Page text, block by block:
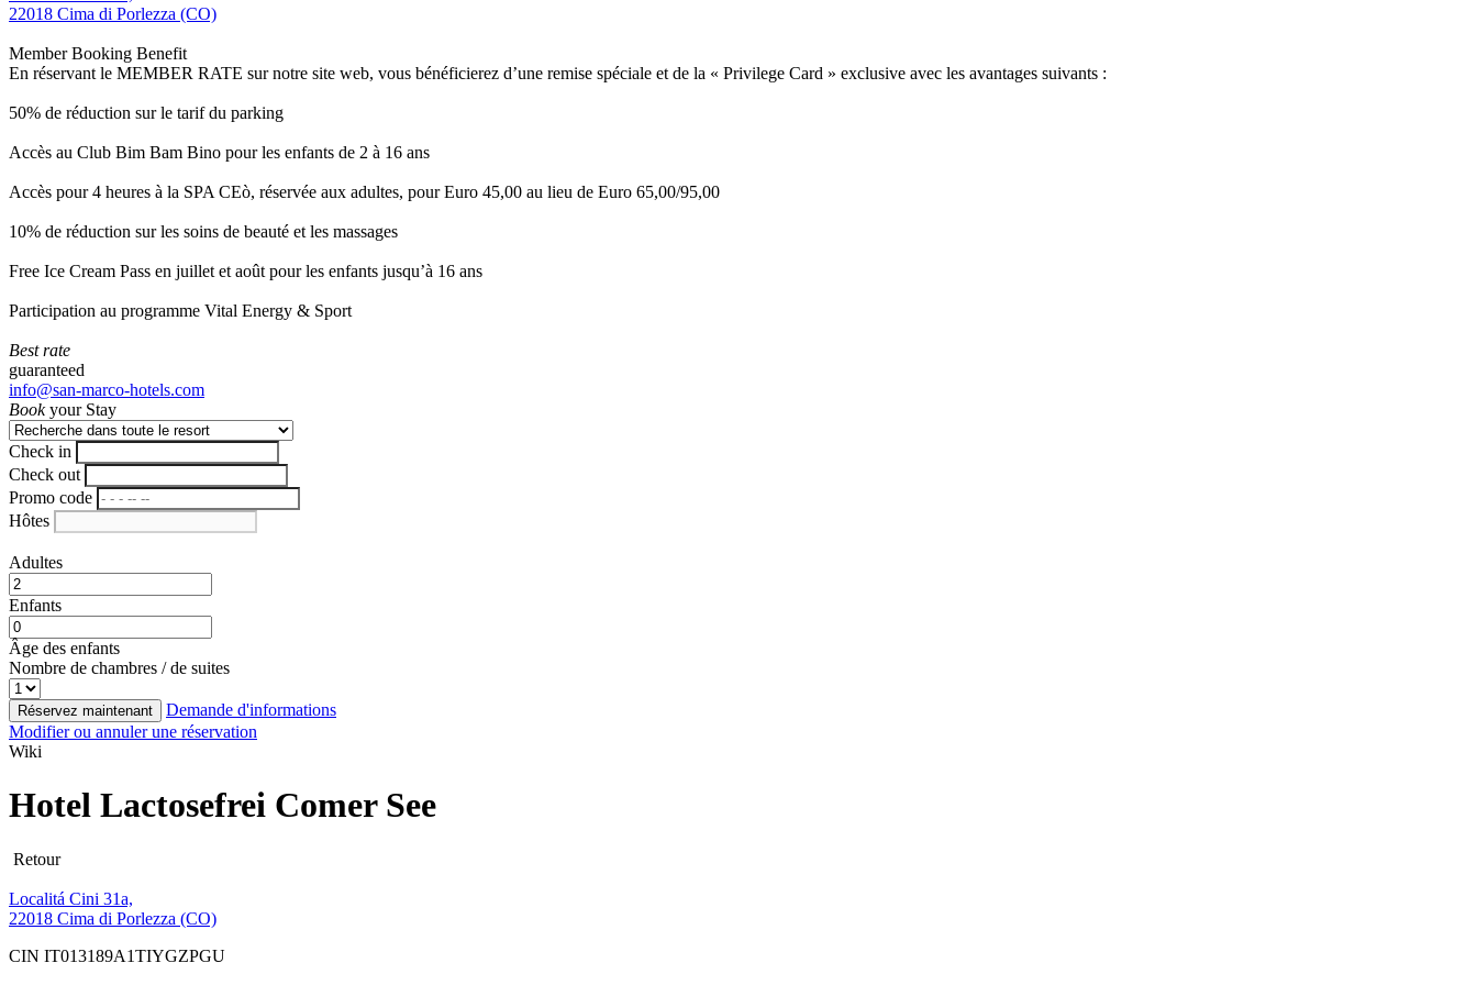
22018 Cima di Porlezza (CO)
Member Booking Benefit
En réservant le MEMBER RATE sur notre site web, vous bénéficierez d’une remise spéciale et de la « Privilege Card » exclusive avec les avantages suivants :
50% de réduction sur le tarif du parking
Accès au Club Bim Bam Bino pour les enfants de 2 à 16 ans
Accès pour 4 heures à la SPA CEò, réservée aux adultes, pour Euro 45,00 au lieu de Euro 65,00/95,00
10% de réduction sur les soins de beauté et les massages
Free Ice Cream Pass en juillet et août pour les enfants jusqu’à 16 ans
Participation au programme Vital Energy & Sport
Best rate
guaranteed
info@san-marco-hotels.com
Bookyour Stay
Check in
Check out
Promo code
Hôtes
Adultes
Enfants
Âge des enfants
Nombre de chambres / de suites
Réservez maintenant
Demande d'informations
Modifier ou annuler une réservation
Wiki
Hotel Lactosefrei Comer See
Retour
Localitá Cini 31a,
22018 Cima di Porlezza (CO)
CIN IT013189A1TIYGZPGU